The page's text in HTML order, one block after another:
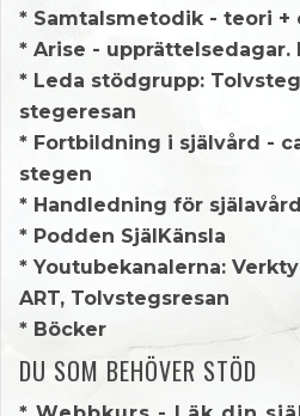
* Samtalsmetodik - teori +
* Arise - upprättelsedagar.
* Leda stödgrupp:
stegeresan
* Fortbildning i självård -
stegen
* Handledning för
* Podden SjälKänsla
* Youtubekanalerna:
ART, Tolvstegsresan
* Böcker
DU SOM BEHÖVER STÖD